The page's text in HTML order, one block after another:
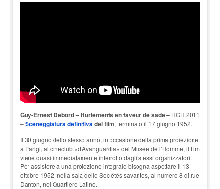
Guy-Ernest Debord – Hurlements en faveur de sade – HGH 2011
–Sceneggiatura definitivadel film, terminato il 17 giugno 1952.
Il 30 giugno dello stesso anno, in occasione della prima proiezione
a Parigi, al cineclub «d’Avanguardia» del Musée de l’Homme, il film
viene quasi immediatamente interrotto dagli stessi organizzatori.
Per assistere a una proiezione integrale bisogna aspettare il 13
ottobre 1952, nella sala delle Sociétés savantes, al numero 8 di rue
Danton, nel Quartiere Latino.